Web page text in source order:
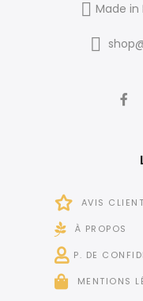
Made in
AVIS
À PROPOS
P. DE
MENTIONS